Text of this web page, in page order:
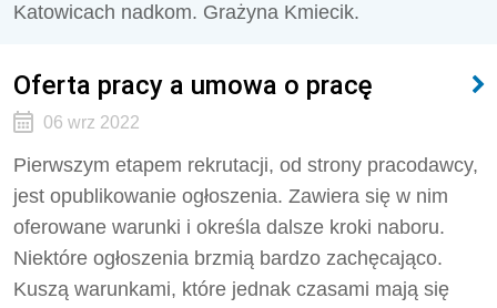
Katowicach nadkom. Grażyna Kmiecik.
Oferta pracy a umowa o pracę
06 wrz 2022
Pierwszym etapem rekrutacji, od strony pracodawcy,
jest opublikowanie ogłoszenia. Zawiera się w nim
oferowane warunki i określa dalsze kroki naboru.
Niektóre ogłoszenia brzmią bardzo zachęcająco.
Kuszą warunkami, które jednak czasami mają się